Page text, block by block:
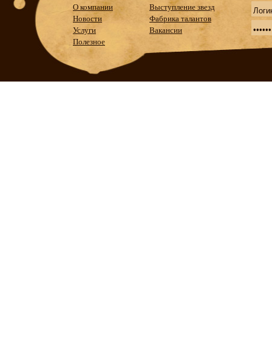
О компании
Новости
Услуги
Полезное
Выступление звезд
Фабрика талантов
Вакансии